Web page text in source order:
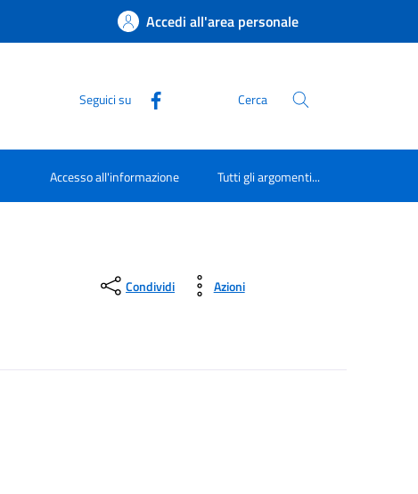
Accedi all'area personale
Seguici su Cerca
Accesso all'informazione Tutti gli argomenti...
Condividi Azioni